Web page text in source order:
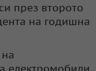
през второто
на годишна